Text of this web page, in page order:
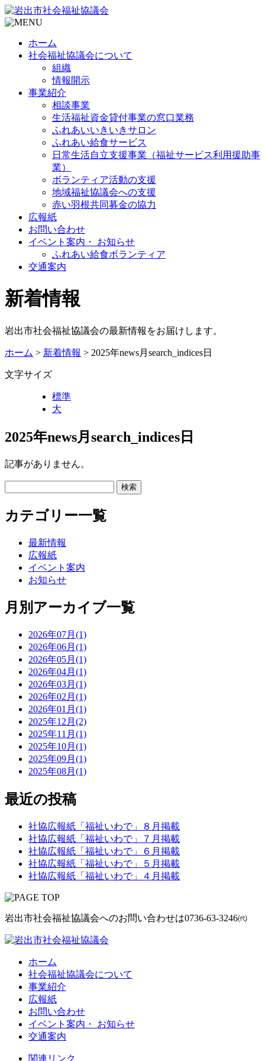
ホーム
社会福祉協議会について
組織
情報開示
事業紹介
相談事業
生活福祉資金貸付事業の窓口業務
ふれあいいきいきサロン
ふれあい給食サービス
日常生活自立支援事業（福祉サービス利用援助事
業）
ボランティア活動の支援
地域福祉協議会への支援
赤い羽根共同募金の協力
広報紙
お問い合わせ
イベント案内・ お知らせ
ふれあい給食ボランティア
交通案内
新着情報
岩出市社会福祉協議会の最新情報をお届けします。
ホーム > 新着情報 > 2025年news月search_indices日
文字サイズ
標準
大
2025年news月search_indices日
記事がありません。
カテゴリー一覧
最新情報
広報紙
イベント案内
お知らせ
月別アーカイブ一覧
2026年07月(1)
2026年06月(1)
2026年05月(1)
2026年04月(1)
2026年03月(1)
2026年02月(1)
2026年01月(1)
2025年12月(2)
2025年11月(1)
2025年10月(1)
2025年09月(1)
2025年08月(1)
最近の投稿
社協広報紙「福祉いわで」８月掲載
社協広報紙「福祉いわで」７月掲載
社協広報紙「福祉いわで」６月掲載
社協広報紙「福祉いわで」５月掲載
社協広報紙「福祉いわで」４月掲載
岩出市社会福祉協議会へのお問い合わせは0736-63-3246㈹
ホーム
社会福祉協議会について
事業紹介
広報紙
お問い合わせ
イベント案内・ お知らせ
交通案内
関連リンク